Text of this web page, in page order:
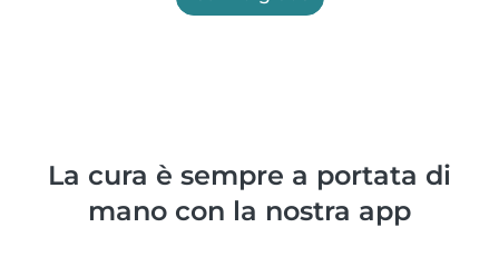
La cura è sempre a portata di
mano con la nostra app